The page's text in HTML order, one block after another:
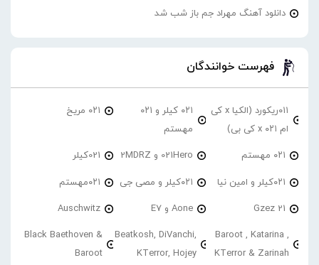
دانلود آهنگ مهراد جم باز شب شد
فهرست خوانندگان
۰۱۱ریکورد (الکیا x کی
ام ۰۲۱ x کی بی)
۰۲۱ کیلر و ۰۲۱
مهستم
۰۲۱ مریخ
۰۲۱ مهستم 021Hero و 2MDRZ 021کیلر
۰۲۱کیلر و امین نیا ۰۲۱کیلر و مصی جی ۰۲۱مهستم
21 Gzez Aone و E7 Auschwitz
Baroot , Katarina ,
KTerror & Zarinah
Beatkosh, DiVanchi,
KTerror, Hojey
Black Baethoven &
Baroot